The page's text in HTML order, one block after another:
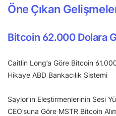
Öne Çıkan
Bitcoin 62.000 Dolara
Caitlin Long’a Göre Bitcoin
Hikaye ABD Bankacılık Sistemi
Saylor’ın Eleştirmenlerinin Sesi
CEO’suna Göre MSTR Bitcoin